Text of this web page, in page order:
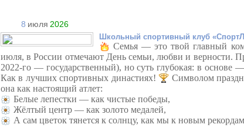
8 июля 2026
Школьный спортивный клуб
Семья — это твой главный
июля, в России отмечают День семьи, любви и верности.
2022-го — государственный), но суть глубокая: в основе
Как в лучших спортивных династиях!
Символом
она как настоящий атлет:
Белые лепестки — как чистые победы,
Жёлтый центр — как золото медалей,
А сам цветок тянется к солнцу, как мы к новым